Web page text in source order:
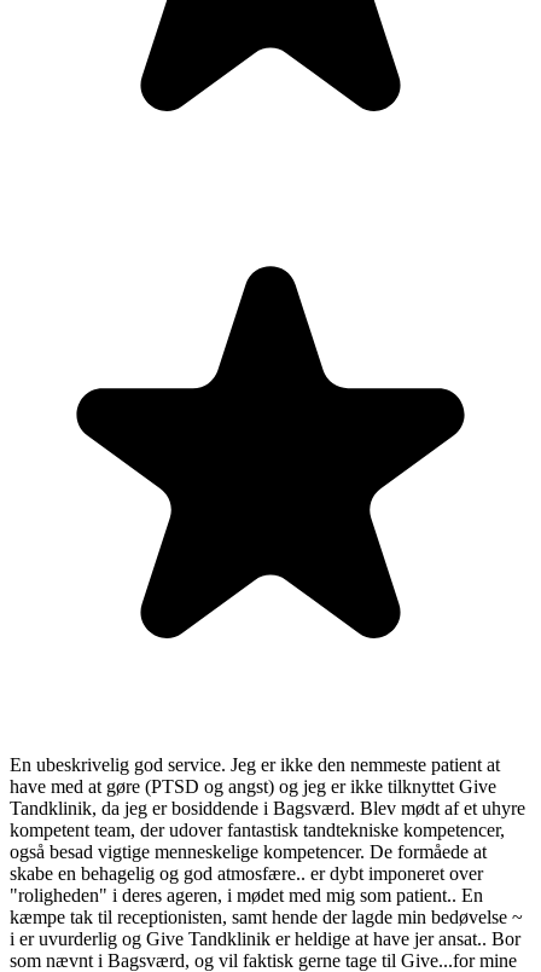
En ubeskrivelig god service. Jeg er ikke den nemmeste patient at
have med at gøre (PTSD og angst) og jeg er ikke tilknyttet Give
Tandklinik, da jeg er bosiddende i Bagsværd. Blev mødt af et uhyre
kompetent team, der udover fantastisk tandtekniske kompetencer,
også besad vigtige menneskelige kompetencer. De formåede at
skabe en behagelig og god atmosfære.. er dybt imponeret over
"roligheden" i deres ageren, i mødet med mig som patient.. En
kæmpe tak til receptionisten, samt hende der lagde min bedøvelse ~
i er uvurderlig og Give Tandklinik er heldige at have jer ansat.. Bor
som nævnt i Bagsværd, og vil faktisk gerne tage til Give...for mine